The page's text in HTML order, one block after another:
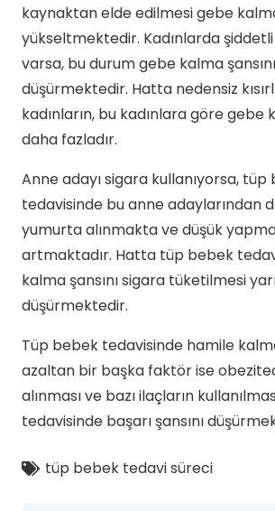
kaynaktan elde edilmesi gebe
yükseltmektedir. Kadınlarda
varsa, bu durum gebe kalma şansını
düşürmektedir. Hatta nedensiz
kadınların, bu kadınlara göre gebe
daha fazladır.
Anne adayı sigara kullanıyorsa, tüp
tedavisinde bu anne adaylarından
yumurta alınmakta ve düşük
artmaktadır. Hatta tüp bebek
kalma şansını sigara tüketilmesi
düşürmektedir.
Tüp bebek tedavisinde hamile
azaltan bir başka faktör ise
alınması ve bazı ilaçların
tedavisinde başarı şansını
tüp bebek tedavi süreci